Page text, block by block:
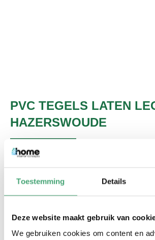
Toestemming Details
Deze website maakt gebruik van
We gebruiken cookies om content en
PVC TEGELS LATEN
HAZERSWOUDE
Een aantal voordelen op
veel meer genieten van alle rust in huis.
Daarnaast zijn ze uitstekend geschikt
vloerverwarming.